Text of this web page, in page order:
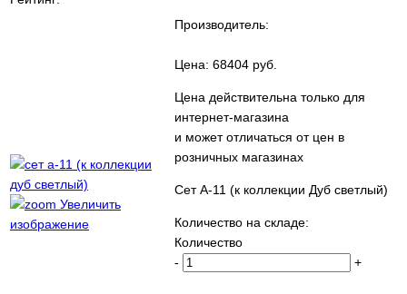
Увеличить
изображение
Производитель:
Цена: 68404 руб.
Цена действительна только для
интернет-магазина
и может отличаться от цен в
розничных магазинах
Сет A-11 (к коллекции Дуб светлый)
Количество на складе:
Количество
-
+